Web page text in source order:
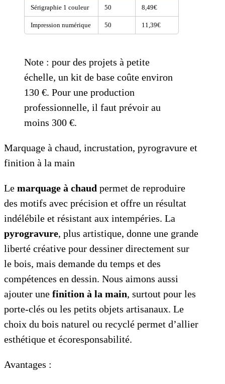
Sérigraphie 1 couleur 50 8,49€
Impression numérique 50 11,39€
Note : pour des projets à petite
échelle, un kit de base coûte environ
130 €. Pour une production
professionnelle, il faut prévoir au
moins 300 €.
Marquage à chaud, incrustation, pyrogravure et
finition à la main
Le marquage à chaud permet de reproduire
des motifs avec précision et offre un résultat
indélébile et résistant aux intempéries. La
pyrogravure, plus artistique, donne une grande
liberté créative pour dessiner directement sur
le bois, mais demande du temps et des
compétences en dessin. Nous aimons aussi
ajouter une finition à la main, surtout pour les
porte-clés ou les petits objets artisanaux. Le
choix du bois naturel ou recyclé permet d’allier
esthétique et écoresponsabilité.
Avantages :